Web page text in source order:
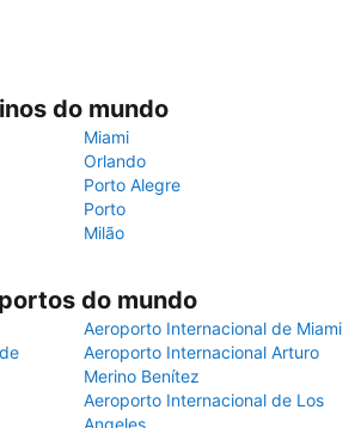
do mundo
Miami
Orlando
Porto Alegre
Porto
Milão
do mundo
Aeroporto Internacional de Miami
Aeroporto Internacional Arturo
Merino Benítez
Aeroporto Internacional de Los
Angeles